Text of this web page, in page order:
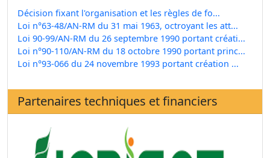
Décision fixant l'organisation et les règles de fo...
Loi n°63-48/AN-RM du 31 mai 1963, octroyant les att...
Loi 90-99/AN-RM du 26 septembre 1990 portant créati...
Loi n°90-110/AN-RM du 18 octobre 1990 portant princ...
Loi n°93-066 du 24 novembre 1993 portant création ...
Partenaires techniques et financiers